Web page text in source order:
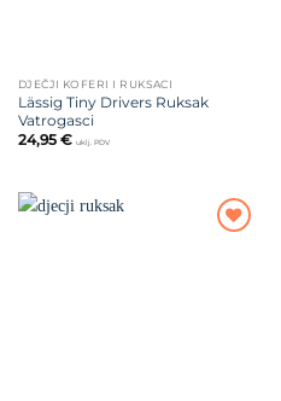
DJEČJI KOFERI I RUKSACI
Lässig Tiny Drivers Ruksak
Vatrogasci
24,95 € uklj. PDV